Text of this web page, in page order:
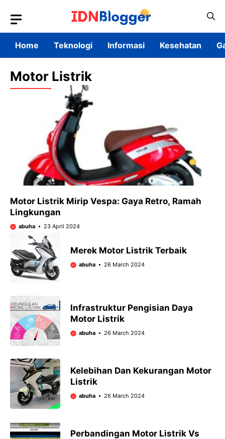
content
Home
Teknologi Informasi Kesehatan
Motor Listrik
Motor Listrik Mirip Vespa: Gaya Retro, Ramah
Lingkungan
abuha 23 April 2024
Merek Motor Listrik Terbaik
abuha 26 March 2024
Infrastruktur Pengisian Daya
Motor Listrik
abuha 26 March 2024
Kelebihan Dan Kekurangan Motor
Listrik
abuha 26 March 2024
Perbandingan Motor Listrik Vs